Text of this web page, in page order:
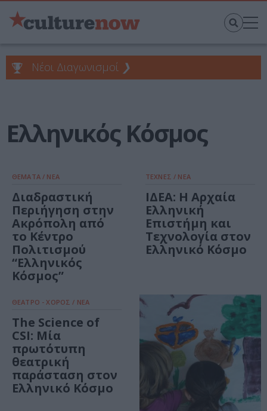
Νέοι Διαγωνισμοί ❯
Ελληνικός Κόσμος
ΘΕΜΑΤΑ / ΝΕΑ
Διαδραστική
Περιήγηση στην
Ακρόπολη από
το Κέντρο
Πολιτισμού
“Ελληνικός
Κόσμος”
ΤΕΧΝΕΣ / ΝΕΑ
ΙΔΕΑ: Η Αρχαία
Ελληνική
Επιστήμη και
Τεχνολογία στον
Ελληνικό Κόσμο
ΘΕΑΤΡΟ - ΧΟΡΟΣ / ΝΕΑ
The Science of
CSI: Μία
πρωτότυπη
θεατρική
παράσταση στον
Ελληνικό Κόσμο